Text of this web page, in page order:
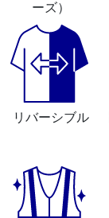
ーズ）
リバーシブル